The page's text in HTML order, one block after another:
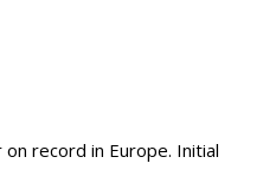
record in Europe. Initial